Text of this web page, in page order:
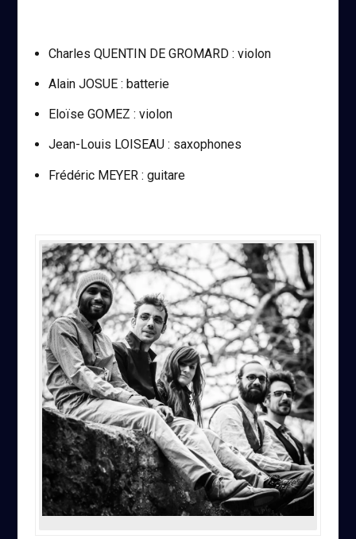
Charles QUENTIN DE GROMARD : violon
Alain JOSUE : batterie
Eloïse GOMEZ : violon
Jean-Louis LOISEAU : saxophones
Frédéric MEYER : guitare